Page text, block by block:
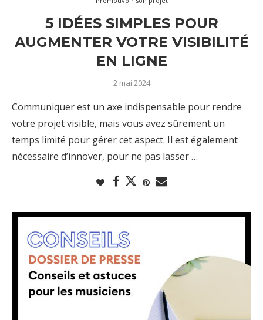
5 IDÉES SIMPLES POUR
AUGMENTER VOTRE VISIBILITÉ
EN LIGNE
2 mai 2024
Communiquer est un axe indispensable pour rendre
votre projet visible, mais vous avez sûrement un
temps limité pour gérer cet aspect. Il est également
nécessaire d’innover, pour ne pas lasser …